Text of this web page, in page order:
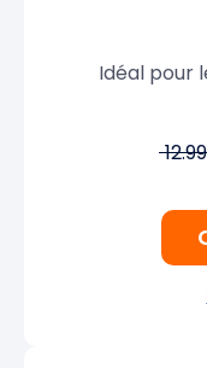
Idéal pour